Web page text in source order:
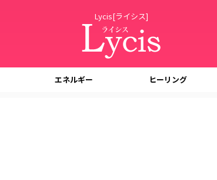
Lycis[ライシス]
エネルギー ヒーリング